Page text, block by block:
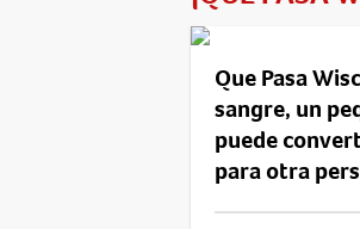
Que Pasa
sangre, un
puede
para otra